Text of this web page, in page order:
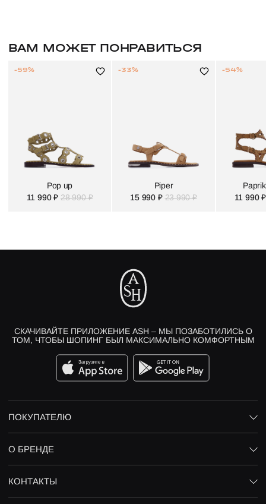
ВАМ МОЖЕТ ПОНРАВИТЬСЯ
Pop up
11 990 ₽ 28 990 ₽
-59%
Piper
15 990 ₽ 23 990 ₽
-33%
11 990 ₽
-54%
СКАЧИВАЙТЕ ПРИЛОЖЕНИЕ ASH – МЫ ПОЗАБОТИЛИСЬ О
ТОМ, ЧТОБЫ ШОПИНГ БЫЛ МАКСИМАЛЬНО КОМФОРТНЫМ
ПОКУПАТЕЛЮ
О БРЕНДЕ
КОНТАКТЫ